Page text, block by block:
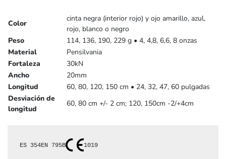
Color
cinta negra (interior rojo) y ojo amarillo, azul,
rojo, blanco o negro
Peso
114, 136, 190, 229 g • 4, 4,8, 6,6, 8 onzas
Material
Pensilvania
Fortaleza
30kN
Ancho
20mm
Longitud
60, 80, 120, 150 cm • 24, 32, 47, 60 pulgadas
Desviación de
longitud
60, 80 cm +/- 2 cm; 120, 150cm -2/+4cm
ES 354EN 795B 1019